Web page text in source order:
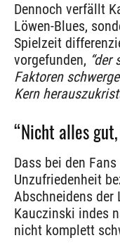
Dennoch verfällt
Löwen-Blues,
Spielzeit
vorgefunden, “der
Faktoren
Kern
“Nicht alles
Dass bei den
Unzufriedenheit
Abschneidens der
Kauczinski indes
nicht komplett